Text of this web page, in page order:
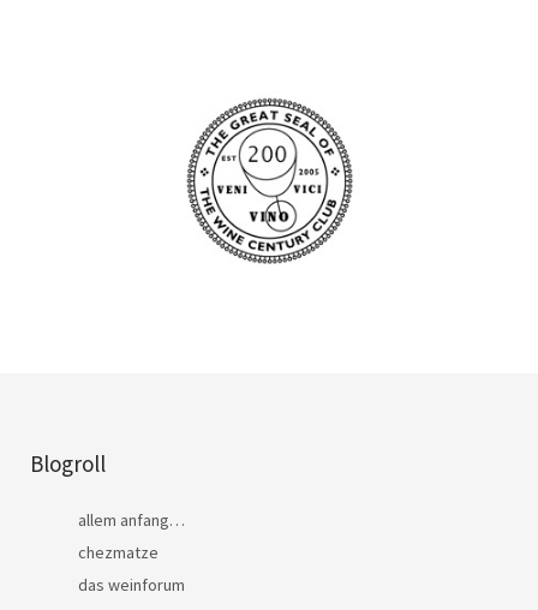
Blogroll
allem anfang…
chezmatze
das weinforum